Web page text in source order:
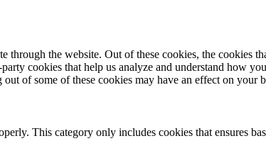
the website. Out of these cookies, the cookies
cookies that help us analyze and understand how
of some of these cookies may have an effect on your
This category only includes cookies that ensures